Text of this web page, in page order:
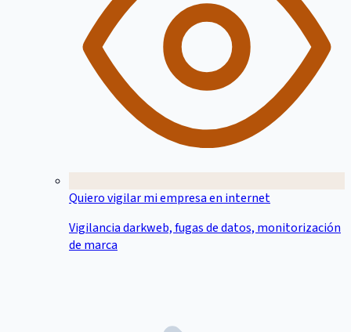
Quiero vigilar mi empresa en internet
Vigilancia darkweb, fugas de datos, monitorización
de marca